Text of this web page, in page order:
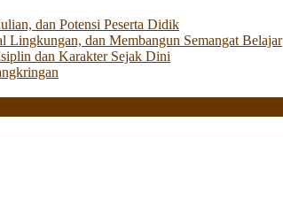
dan Potensi Peserta Didik
dan Membangun Semangat Belajar
dan Karakter Sejak Dini